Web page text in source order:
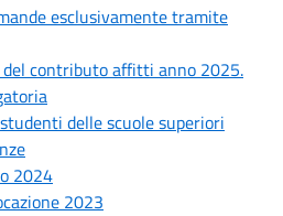
esclusivamente tramite
del contributo affitti anno 2025.
delle scuole superiori
2024
2023